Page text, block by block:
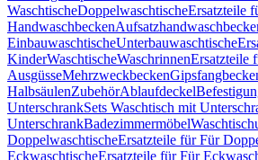
WaschtischeDoppelwaschtischeErsatzteile
Handwaschbecken
EinbauwaschtischeUnterbauwaschtische
KinderWaschtischeWaschrinnenErsatzteile
AusgüsseMehrzweckbecken
HalbsäulenZubehörAblaufdeckel
UnterschrankSets Waschtisch mit
UnterschrankBadezimmermöbel
DoppelwaschtischeErsatzteile für Für
EckwaschtischeErsatzteile für Für